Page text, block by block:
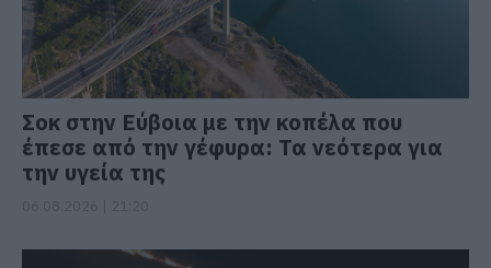
Σοκ στην Εύβοια με την κοπέλα που
έπεσε από την γέφυρα: Τα νεότερα για
την υγεία της